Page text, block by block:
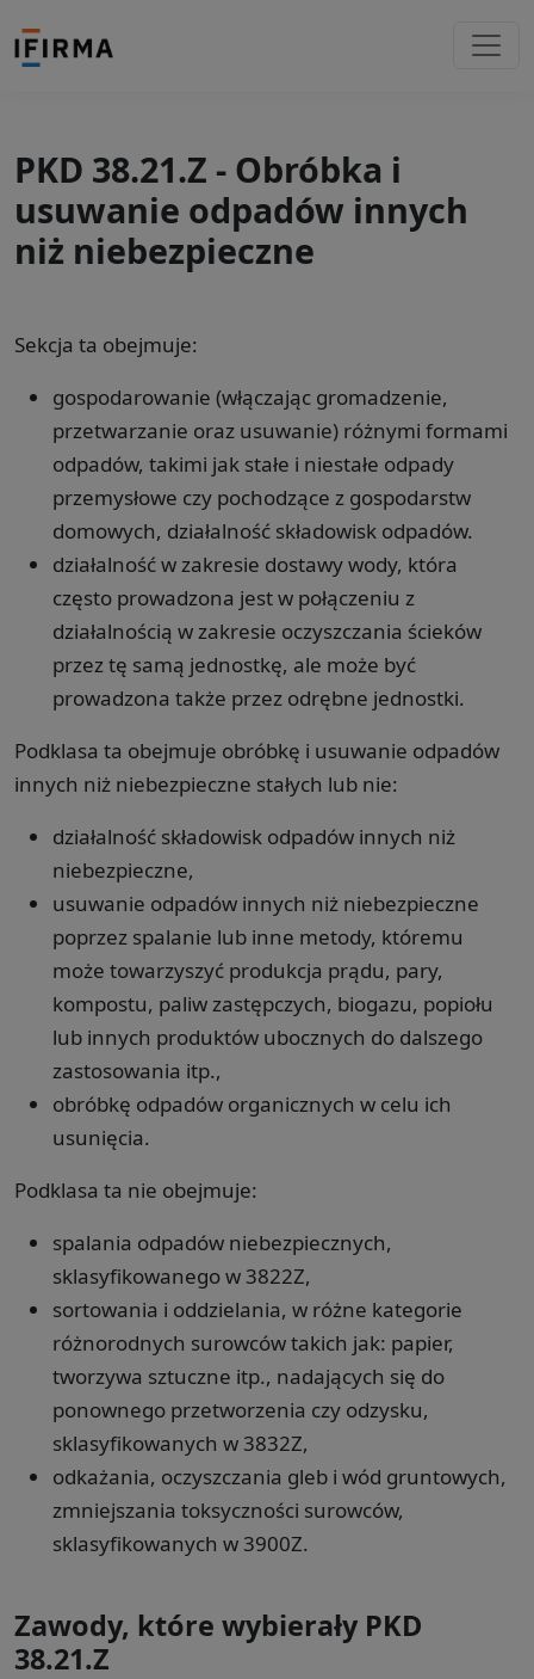
PKD 38.21.Z - Obróbka i
usuwanie odpadów innych
niż niebezpieczne
Sekcja ta obejmuje:
gospodarowanie (włączając gromadzenie,
przetwarzanie oraz usuwanie) różnymi formami
odpadów, takimi jak stałe i niestałe odpady
przemysłowe czy pochodzące z gospodarstw
domowych, działalność składowisk odpadów.
działalność w zakresie dostawy wody, która
często prowadzona jest w połączeniu z
działalnością w zakresie oczyszczania ścieków
przez tę samą jednostkę, ale może być
prowadzona także przez odrębne jednostki.
Podklasa ta obejmuje obróbkę i usuwanie odpadów
innych niż niebezpieczne stałych lub nie:
działalność składowisk odpadów innych niż
niebezpieczne,
usuwanie odpadów innych niż niebezpieczne
poprzez spalanie lub inne metody, któremu
może towarzyszyć produkcja prądu, pary,
kompostu, paliw zastępczych, biogazu, popiołu
lub innych produktów ubocznych do dalszego
zastosowania itp.,
obróbkę odpadów organicznych w celu ich
usunięcia.
Podklasa ta nie obejmuje:
spalania odpadów niebezpiecznych,
sklasyfikowanego w 3822Z,
sortowania i oddzielania, w różne kategorie
różnorodnych surowców takich jak: papier,
tworzywa sztuczne itp., nadających się do
ponownego przetworzenia czy odzysku,
sklasyfikowanych w 3832Z,
odkażania, oczyszczania gleb i wód gruntowych,
zmniejszania toksyczności surowców,
sklasyfikowanych w 3900Z.
Zawody, które wybierały PKD
38.21.Z